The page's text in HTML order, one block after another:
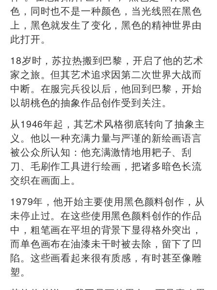
色，同时也不是一种颜色，当光线照在黑色
上，黑色就发生了变化，黑色的精神世界由
此打开。
18岁时，苏拉热搬到巴黎，开启了他的艺术
家之旅。但其艺术追求因第二次世界大战而
中断。在服完兵役以后，他回到巴黎，开始
以胡桃色的抽象作品创作受到关注。
从1946年起，其艺术风格彻底转向了抽象主
义。他以一种充满力量与严谨的新绘画语言
被公众所认知：他充满激情地用耙子、刮
刀、毛刷作工具进行绘画，把诸多暗色长流
交织在画面上。
1979年，他开始主要使用黑色颜料创作，从
未停止过。在这些使用黑色颜料创作的作品
中，粗笔画在平坦的背景下显得格外突出，
而单色画布在油漆未干时被去除，留下了凹
陷。这些画看起来很有质感，有时甚至像雕
塑。